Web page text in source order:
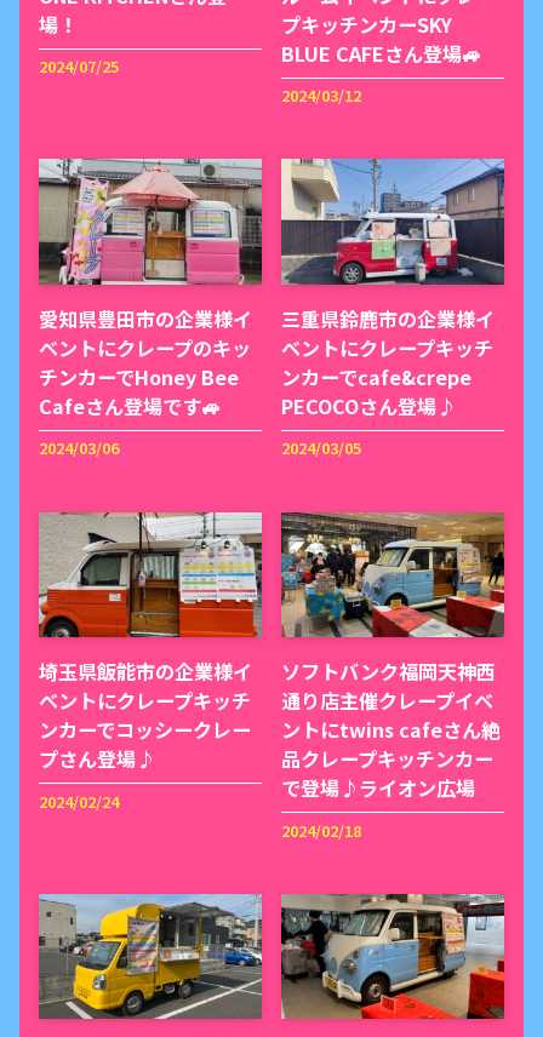
場！
2024/07/25
プキッチンカーSKY
BLUE CAFEさん登場🚙
2024/03/12
愛知県豊田市の企業様イ
ベントにクレープのキッ
チンカーでHoney Bee
Cafeさん登場です🚙
2024/03/06
三重県鈴鹿市の企業様イ
ベントにクレープキッチ
ンカーでcafe&crepe
PECOCOさん登場♪
2024/03/05
埼玉県飯能市の企業様イ
ベントにクレープキッチ
ンカーでコッシークレー
プさん登場♪
2024/02/24
ソフトバンク福岡天神西
通り店主催クレープイベ
ントにtwins cafeさん絶
品クレープキッチンカー
で登場♪ライオン広場
2024/02/18